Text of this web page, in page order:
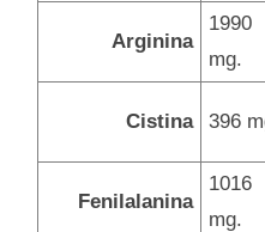
Arginina
1990
mg.
Cistina 396
Fenilalanina
1016
mg.